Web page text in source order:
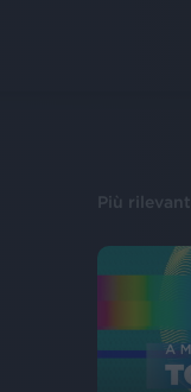
Più rilevanti